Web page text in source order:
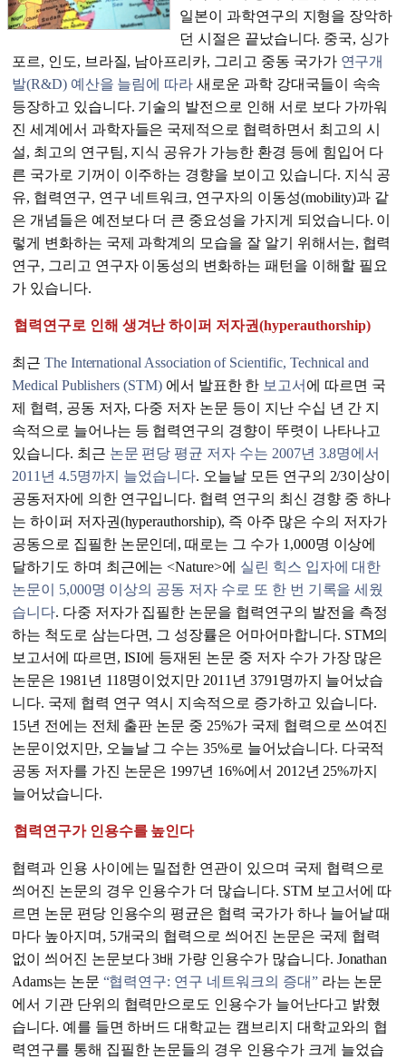
일본이 과학연구의 지형을 장악하
던 시절은 끝났습니다. 중국, 싱가
포르, 인도, 브라질, 남아프리카, 그리고 중동 국가가 연구개
발(R&D) 예산을 늘림에 따라새로운 과학 강대국들이 속속
등장하고 있습니다. 기술의 발전으로 인해 서로 보다 가까워
진 세계에서 과학자들은 국제적으로 협력하면서 최고의 시
설, 최고의 연구팀, 지식 공유가 가능한 환경 등에 힘입어 다
른 국가로 기꺼이 이주하는 경향을 보이고 있습니다. 지식 공
유, 협력연구, 연구 네트워크, 연구자의 이동성(mobility)과 같
은 개념들은 예전보다 더 큰 중요성을 가지게 되었습니다. 이
렇게 변화하는 국제 과학계의 모습을 잘 알기 위해서는, 협력
연구, 그리고 연구자 이동성의 변화하는 패턴을 이해할 필요
가 있습니다.
협력연구로 인해 생겨난 하이퍼 저자권(hyperauthorship)
최근 The International Association of Scientific, Technical and
Medical Publishers (STM)에서 발표한 한 보고서 에 따르면 국
제 협력, 공동 저자, 다중 저자 논문 등이 지난 수십 년 간 지
속적으로 늘어나는 등 협력연구의 경향이 뚜렷이 나타나고
있습니다. 최근 논문 편당 평균 저자 수는 2007년 3.8명에서
2011년 4.5명까지 늘었습니다. 오늘날 모든 연구의 2/3이상이
공동저자에 의한 연구입니다. 협력 연구의 최신 경향 중 하나
는 하이퍼 저자권(hyperauthorship), 즉 아주 많은 수의 저자가
공동으로 집필한 논문인데, 때로는 그 수가 1,000명 이상에
달하기도 하며 최근에는 <Nature>에 실린 힉스 입자에 대한
논문이 5,000명 이상의 공동 저자 수로 또 한 번 기록을 세웠
습니다. 다중 저자가 집필한 논문을 협력연구의 발전을 측정
하는 척도로 삼는다면, 그 성장률은 어마어마합니다. STM의
보고서에 따르면, ISI에 등재된 논문 중 저자 수가 가장 많은
논문은 1981년 118명이었지만 2011년 3791명까지 늘어났습
니다. 국제 협력 연구 역시 지속적으로 증가하고 있습니다.
15년 전에는 전체 출판 논문 중 25%가 국제 협력으로 쓰여진
논문이었지만, 오늘날 그 수는 35%로 늘어났습니다. 다국적
공동 저자를 가진 논문은 1997년 16%에서 2012년 25%까지
늘어났습니다.
협력연구가 인용수를 높인다
협력과 인용 사이에는 밀접한 연관이 있으며 국제 협력으로
씌어진 논문의 경우 인용수가 더 많습니다. STM 보고서에 따
르면 논문 편당 인용수의 평균은 협력 국가가 하나 늘어날 때
마다 높아지며, 5개국의 협력으로 씌어진 논문은 국제 협력
없이 씌어진 논문보다 3배 가량 인용수가 많습니다. Jonathan
Adams는 논문 “협력연구: 연구 네트워크의 증대”라는 논문
에서 기관 단위의 협력만으로도 인용수가 늘어난다고 밝혔
습니다. 예를 들면 하버드 대학교는 캠브리지 대학교와의 협
력연구를 통해 집필한 논문들의 경우 인용수가 크게 늘었습